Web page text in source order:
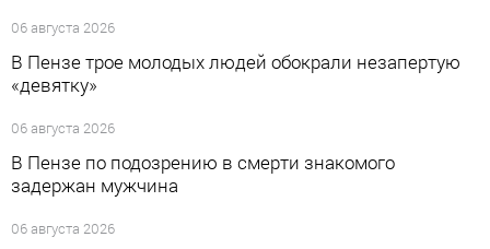
06 августа 2026
В Пензе трое молодых людей обокрали незапертую
«девятку»
06 августа 2026
В Пензе по подозрению в смерти знакомого
задержан мужчина
06 августа 2026